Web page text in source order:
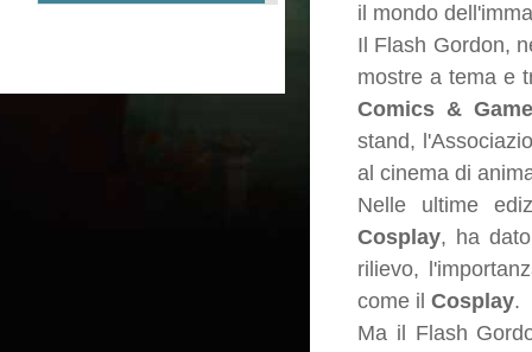
il mondo
Il Flash Gordon,
mostre a tema e
Comics &
stand,
al cinema di
Nelle ultime
Cosplay, ha
rilievo,
come il Cosplay.
Ma il Flash